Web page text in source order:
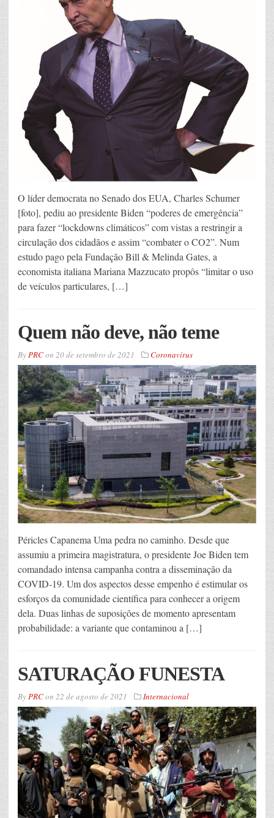
O líder democrata no Senado dos EUA, Charles Schumer
[foto], pediu ao presidente Biden “poderes de emergência”
para fazer “lockdowns climáticos” com vistas a restringir a
circulação dos cidadãos e assim “combater o CO2”. Num
estudo pago pela Fundação Bill & Melinda Gates, a
economista italiana Mariana Mazzucato propôs “limitar o uso
de veículos particulares, […]
Quem não deve, não teme
ByPRCon 20 de setembro de 2021 Coronavírus
Péricles Capanema Uma pedra no caminho. Desde que
assumiu a primeira magistratura, o presidente Joe Biden tem
comandado intensa campanha contra a disseminação da
COVID-19. Um dos aspectos desse empenho é estimular os
esforços da comunidade científica para conhecer a origem
dela. Duas linhas de suposições de momento apresentam
probabilidade: a variante que contaminou a […]
SATURAÇÃO FUNESTA
ByPRCon 22 de agosto de 2021 Internacional